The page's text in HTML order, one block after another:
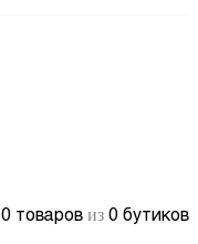
0 товаров из 0 бутиков